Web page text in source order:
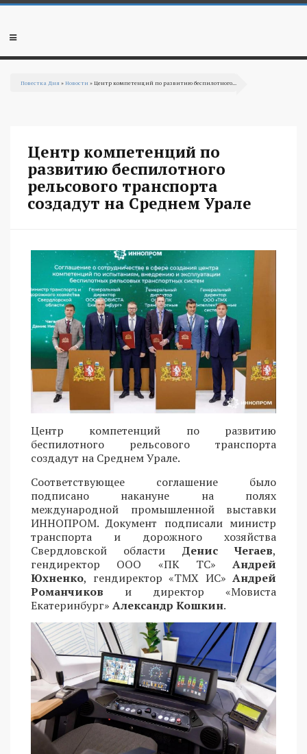
Перейти к основному содержанию
Мобильное
Повестка Дня »Новости » Центр компетенций по развитию беспилотного...
Центр компетенций по
развитию беспилотного
рельсового транспорта
создадут на Среднем Урале
Центр компетенций по развитию
беспилотного рельсового транспорта
создадут на Среднем Урале.
Соответствующее соглашение было
подписано накануне на полях
международной промышленной выставки
ИННОПРОМ. Документ подписали министр
транспорта и дорожного хозяйства
Свердловской области Денис Чегаев,
гендиректор ООО «ПК ТС» Андрей
Юхненко, гендиректор «ТМХ ИС» Андрей
Романчиков и директор «Мовиста
Екатеринбург» Александр Кошкин.